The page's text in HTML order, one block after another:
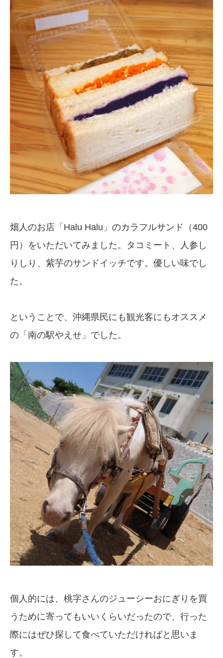
畑人のお店「Halu Halu」のカラフルサンド（400
円）をいただいてみました。タコミート、人参し
りしり、紫芋のサンドイッチです。優しい味でし
た。
ということで、沖縄県民にも観光客にもオススメ
の「南の駅やえせ」でした。
個人的には、桃字さんのジューシーおにぎりを買
うために寄ってもいいくらいだったので、行った
際にはぜひ探して食べていただければと思いま
す。